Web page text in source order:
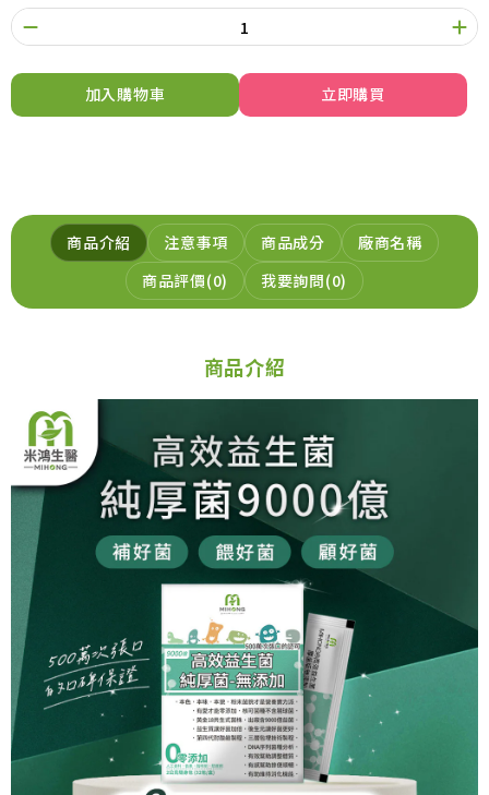
加入購物車 立即購買
商品介紹 注意事項 商品成分
廠商名稱
商品評價 0 我要詢問 0
商品介紹